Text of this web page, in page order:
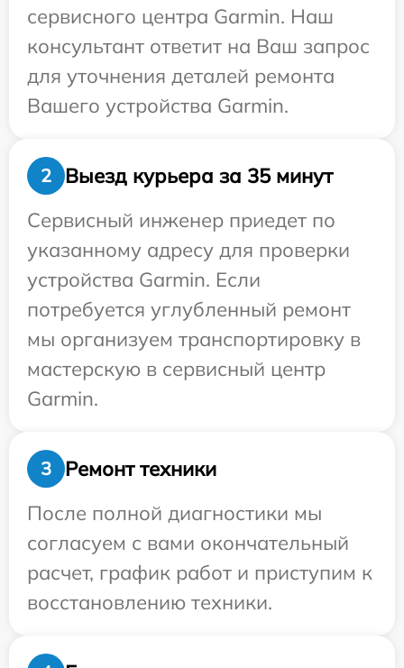
сервисного центра Garmin. Наш
консультант ответит на Ваш запрос
для уточнения деталей ремонта
Вашего устройства Garmin.
2
Выезд курьера за 35 минут
Сервисный инженер приедет по
указанному адресу для проверки
устройства Garmin. Если
потребуется углубленный ремонт
мы организуем транспортировку в
мастерскую в сервисный центр
Garmin.
3
Ремонт техники
После полной диагностики мы
согласуем с вами окончательный
расчет, график работ и приступим к
восстановлению техники.